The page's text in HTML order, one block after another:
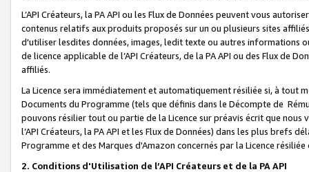
L’API Créateurs, la PA API ou les Flux de Données peuvent vous
contenus relatifs aux produits proposés sur un ou plusieurs sites
d'utiliser lesdites données, images, ledit texte ou autres informations
de licence applicable de l’API Créateurs, de la PA API ou des Flux de
affiliés.
La Licence sera immédiatement et automatiquement résiliée si, à
Documents du Programme (tels que définis dans le Décompte de
pouvons résilier tout ou partie de la Licence sur préavis écrit que
l’API Créateurs, la PA API et les Flux de Données) dans les plus
Programme et des Marques d'Amazon concernés par la Licence
2. Conditions d'Utilisation de l’API Créateurs et de la PA API